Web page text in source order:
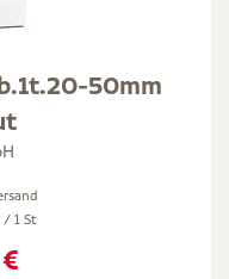
50mm
/ 1 St